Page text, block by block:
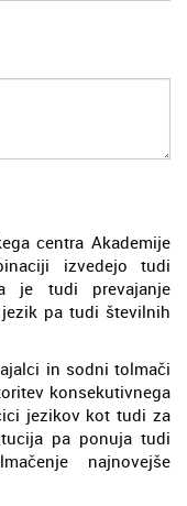
centra Akademije
izvedejo tudi
je tudi prevajanje
pa tudi številnih
in sodni tolmači
konsekutivnega
jezikov kot tudi za
pa ponuja tudi
najnovejše